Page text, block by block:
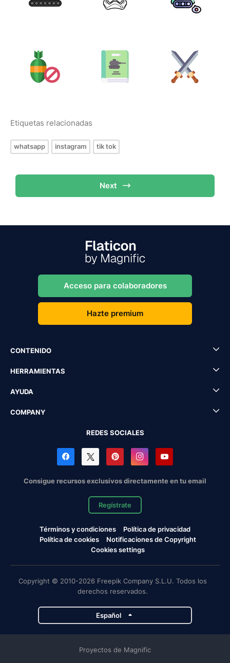
Etiquetas relacionadas
whatsapp instagram tik tok
Next
Acceso para colaboradores
Hazte premium
CONTENIDO
HERRAMIENTAS
AYUDA
COMPANY
REDES SOCIALES
Consigue recursos exclusivos directamente en tu email
Regístrate
Términos y condiciones
Política de privacidad
Política de cookies
Notificaciones de Copyright
Cookies settings
Copyright © 2010-2026 Freepik Company S.L.U. Todos los
derechos reservados.
Español
Proyectos de Magnific